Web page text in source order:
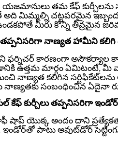
తమ కేఫ్
మిమ్మల్ని చట్టపరమైన
మీరు కొన్ని తీవ్రమైన
తప్పనిసరిగా నాణ్యత హామీని
ఫర్నిచర్ కారణంగా అసౌకర్యాల
ఉత్తమ మార్గం ఏమిటంటే, మీ
నాణ్యత కలిగిన
సంబంధించిన ఏదైనా
కేఫ్ కుర్చీలు తప్పనిసరిగా
షాప్ యొక్క అందం దాని
ఇండోర్‌తో పాటు అవుట్‌డోర్